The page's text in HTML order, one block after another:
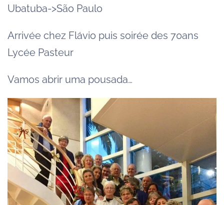
Ubatuba->São Paulo
Arrivée chez Flávio puis soirée des 70ans
Lycée Pasteur
Vamos abrir uma pousada…